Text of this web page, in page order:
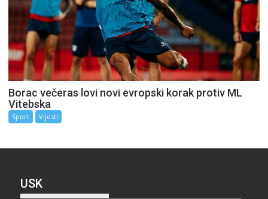
Borac večeras lovi novi evropski korak protiv ML
Vitebska
Sport Vijesti
USK